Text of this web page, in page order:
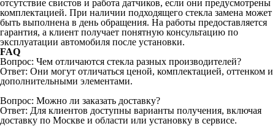
отсутствие свистов и работа датчиков, если они предусмотрены
комплектацией. При наличии подходящего стекла замена может
быть выполнена в день обращения. На работы предоставляется
гарантия, а клиент получает понятную консультацию по
эксплуатации автомобиля после установки.
FAQ
Вопрос: Чем отличаются стекла разных производителей?
Ответ: Они могут отличаться ценой, комплектацией, оттенком и
дополнительными элементами.
Вопрос: Можно ли заказать доставку?
Ответ: Для клиентов доступны варианты получения, включая
доставку по Москве и области или установку в сервисе.